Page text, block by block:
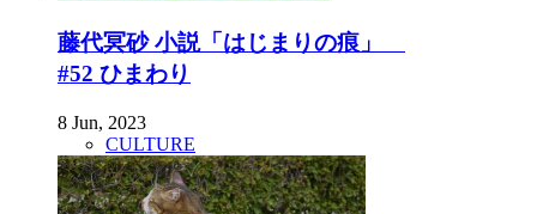
藤代冥砂 小説「はじまりの痕」
#52 ひまわり
8 Jun, 2023
CULTURE